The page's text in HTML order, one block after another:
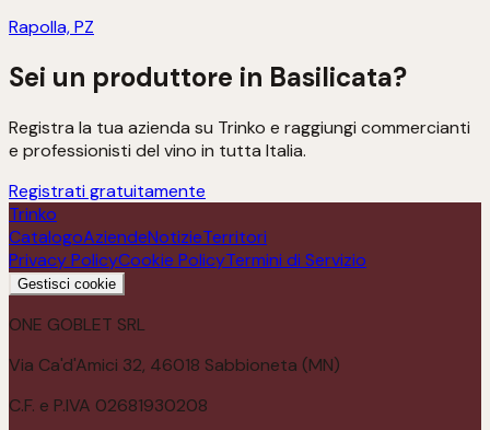
Rapolla, PZ
Sei un produttore in Basilicata?
Registra la tua azienda su Trinko e raggiungi commercianti
e professionisti del vino in tutta Italia.
Registrati gratuitamente
Trinko
CatalogoAziendeNotizieTerritori
Privacy PolicyCookie PolicyTermini di Servizio
Gestisci cookie
ONE GOBLET SRL
Via Ca'd'Amici 32, 46018 Sabbioneta (MN)
C.F. e P.IVA 02681930208